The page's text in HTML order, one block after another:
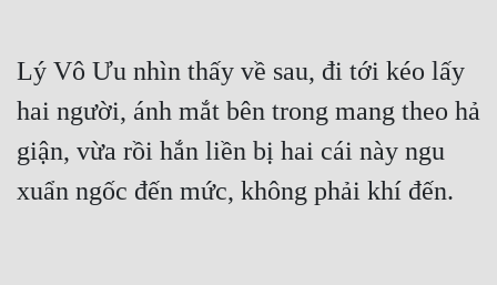
Lý Vô Ưu nhìn thấy về sau, đi tới kéo lấy
hai người, ánh mắt bên trong mang theo hả
giận, vừa rồi hắn liền bị hai cái này ngu
xuẩn ngốc đến mức, không phải khí đến.